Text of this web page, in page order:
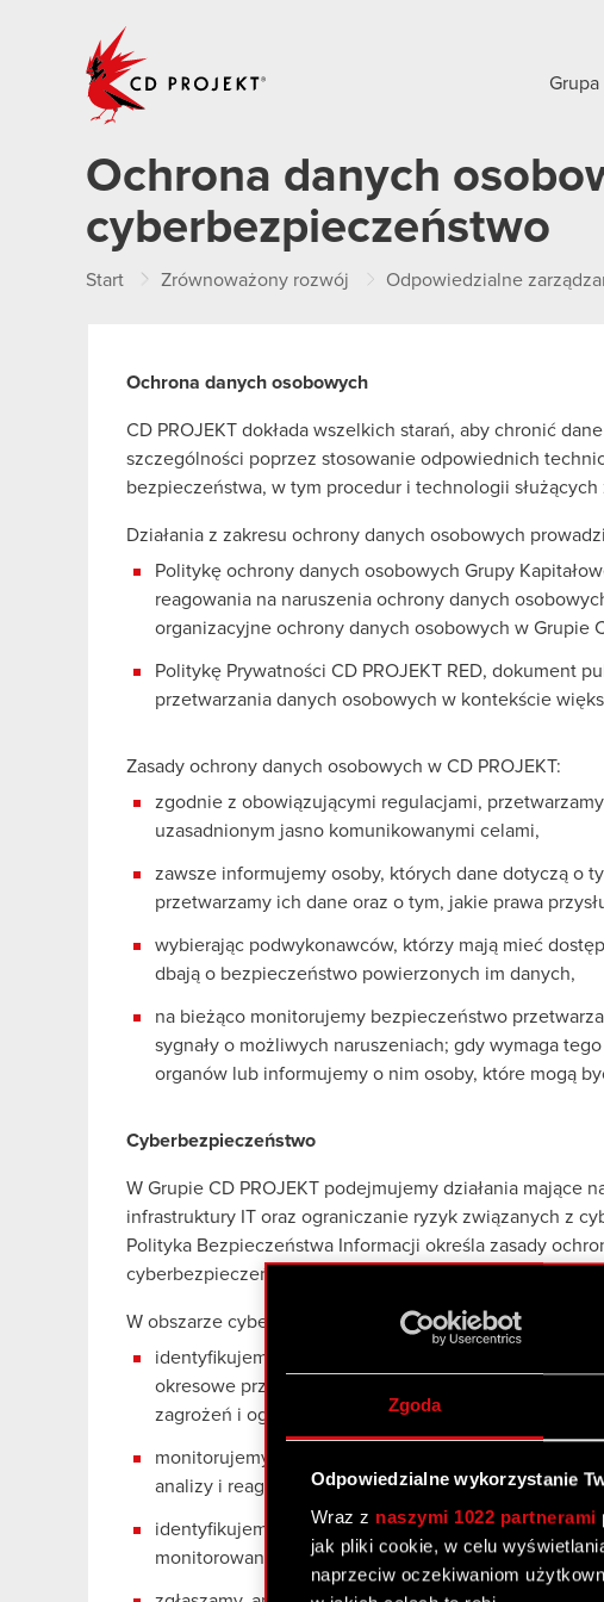
Zgoda
Odpowiedzialne wykorzystanie
Wraz z naszymi 1022 partnerami
jak pliki cookie, w celu
naprzeciw oczekiwaniom
Grupa
Ochrona danych
cyberbezpieczeństwo
Start Zrównoważony rozwój Odpowiedzialne
Ochrona danych osobowych
CD PROJEKT dokłada wszelkich starań, aby chronić
szczególności poprzez stosowanie odpowiednich
bezpieczeństwa, w tym procedur i technologii
Działania z zakresu ochrony danych osobowych
Politykę ochrony danych osobowych Grupy
reagowania na naruszenia ochrony danych
organizacyjne ochrony danych osobowych w Grupie
Politykę Prywatności CD PROJEKT RED, dokument
przetwarzania danych osobowych w kontekście
Zasady ochrony danych osobowych w CD PROJEKT:
zgodnie z obowiązującymi regulacjami,
uzasadnionym jasno komunikowanymi celami,
zawsze informujemy osoby, których dane dotyczą o
przetwarzamy ich dane oraz o tym, jakie prawa
wybierając podwykonawców, którzy mają mieć
dbają o bezpieczeństwo powierzonych im danych,
na bieżąco monitorujemy bezpieczeństwo
sygnały o możliwych naruszeniach; gdy wymaga
organów lub informujemy o nim osoby, które mogą
Cyberbezpieczeństwo
W Grupie CD PROJEKT podejmujemy działania mające
infrastruktury IT oraz ograniczanie ryzyk związanych z
Polityka Bezpieczeństwa Informacji określa zasady
cyberbezpieczeństwem.
W obszarze cyberbezpieczeństwa w szczególności:
identyfikujemy, oceniamy i monitorujemy ryzyka
okresowe przeglądy ryzyk oraz monitorowanie
zagrożeń i ograniczanie ich potencjalnego wpływu na
monitorujemy bezpieczeństwo infrastruktury i
analizy i reagowania na zagrożenia
identyfikujemy i ograniczamy podatności w
monitorowanie podatności oraz okresowe testy